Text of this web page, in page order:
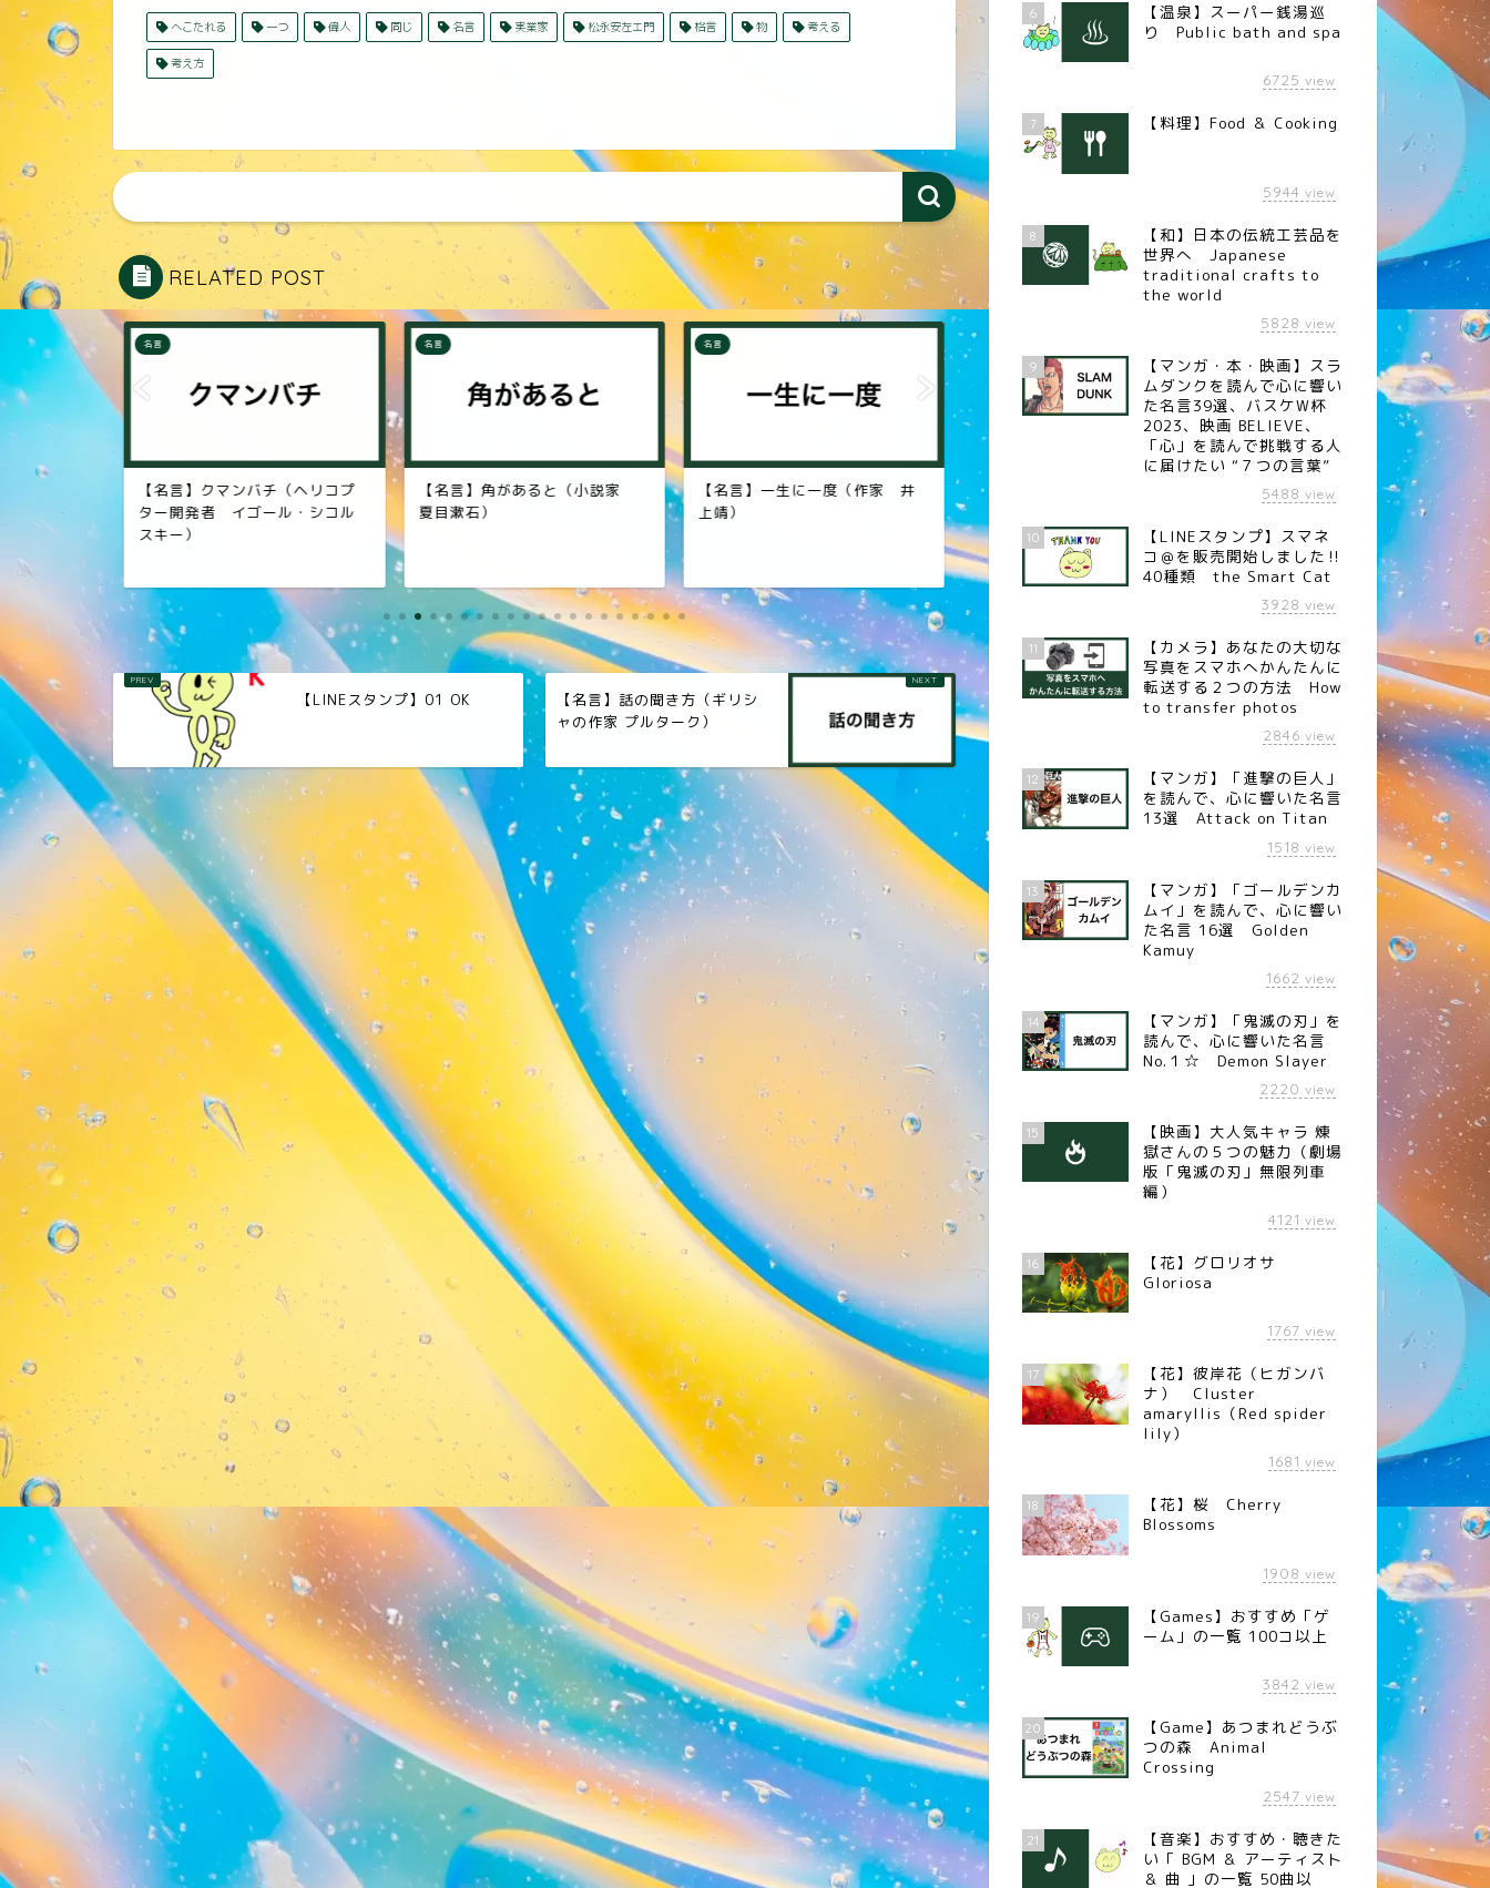
へこたれる 一つ 偉人 同じ 名言 実業家 松永安左エ門 格言 物 考える
考え方
RELATED POST
名言
【名言】クマンバチ（ヘリコプ
ター開発者 イゴール・シコル
スキー）
名言
【名言】角があると（小説家
夏目漱石）
名言
【名言】一生に一度（作家 井
上靖）
【名言】積極的な失敗（プロ野
【名言】拍手（映画俳優 高倉
【LINEスタンプ】01 OK
【名言】話の聞き方（ギリシ
ャの作家 プルターク）
6
【温泉】スーパー銭湯巡
り Public bath and spa
6725 view
7 【料理】Food ＆ Cooking
5944 view
8
【和】日本の伝統工芸品を
世界へ Japanese
traditional crafts to
the world
5828 view
9
【マンガ・本・映画】スラ
ムダンクを読んで心に響い
た名言39選、バスケW杯
2023、映画 BELIEVE、
「心」を読んで挑戦する人
に届けたい “７つの言葉”
5488 view
10
【LINEスタンプ】スマネ
コ＠を販売開始しました‼︎
40種類 the Smart Cat
3928 view
11
【カメラ】あなたの大切な
写真をスマホへかんたんに
転送する２つの方法 How
to transfer photos
2846 view
12
【マンガ】「進撃の巨人」
を読んで、心に響いた名言
13選 Attack on Titan
1518 view
13
【マンガ】「ゴールデンカ
ムイ」を読んで、心に響い
た名言 16選 Golden
Kamuy
1662 view
14
【マンガ】「鬼滅の刃」を
読んで、心に響いた名言
No.１☆ Demon Slayer
2220 view
15
【映画】大人気キャラ 煉󠄁
獄さんの５つの魅力（劇場
版「鬼滅の刃」無限列車
編）
4121 view
16
【花】グロリオサ
Gloriosa
1767 view
17
【花】彼岸花（ヒガンバ
ナ） Cluster
amaryllis（Red spider
lily）
1681 view
18
【花】桜 Cherry
Blossoms
1908 view
19
【Games】おすすめ「ゲ
ーム」の一覧 100コ以上
3842 view
20
【Game】あつまれどうぶ
つの森 Animal
Crossing
2547 view
21
【音楽】おすすめ・聴きた
い「 BGM ＆ アーティスト
＆ 曲 」の一覧 50曲以